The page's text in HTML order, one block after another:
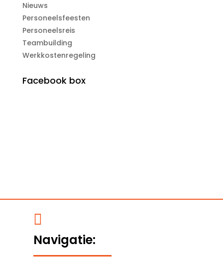
Nieuws
Personeelsfeesten
Personeelsreis
Teambuilding
Werkkostenregeling
Facebook box

Navigatie: